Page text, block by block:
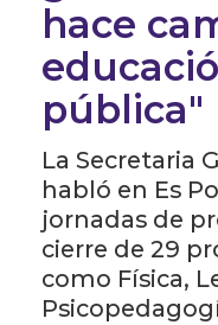
hace
pública"
La Secretaria
habló en Es
jornadas de
cierre de 29
como Física,